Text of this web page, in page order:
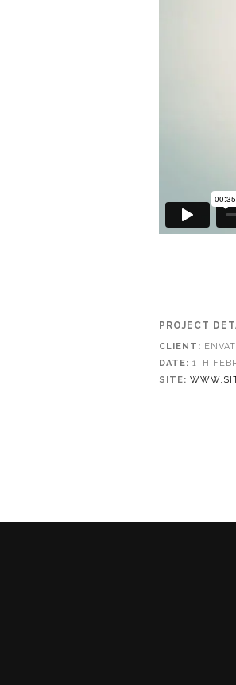
PROJECT
CLIENT:
DATE: 1TH
SITE: